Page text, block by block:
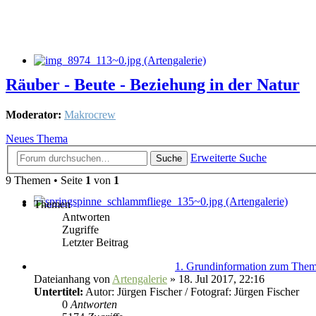
Räuber - Beute - Beziehung in der Natur
Moderator: Makrocrew
Neues Thema
Suche
Erweiterte Suche
9 Themen • Seite 1 von 1
Themen
Antworten
Zugriffe
Letzter Beitrag
1. Grundinformation zum
Dateianhang von Artengalerie » 18. Jul 2017, 22:16
Untertitel: Autor: Jürgen Fischer / Fotograf: Jürgen Fischer
0 Antworten